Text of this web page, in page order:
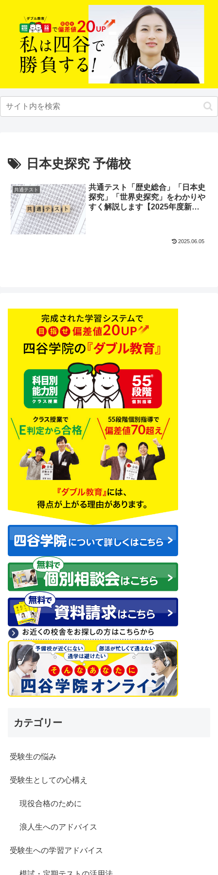
日本史探究 予備校
共通テスト
共通テスト「歴史総合」「日本史
探究」「世界史探究」をわかりや
すく解説します【2025年度新課
2025.06.05
カテゴリー
受験生の悩み
受験生としての心構え
現役合格のために
浪人生へのアドバイス
受験生への学習アドバイス